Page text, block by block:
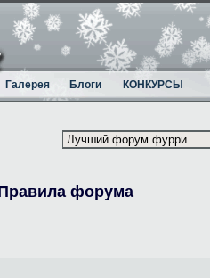
Галерея Блоги КОНКУРСЫ
форума